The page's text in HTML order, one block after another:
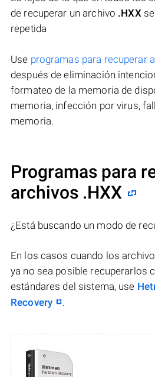
de recuperar un archivo .HXX
repetida
Use programas para recuperar
después de eliminación
formateo de la memoria de
memoria, infección por virus,
memoria.
Programas para
archivos .HXX
¿Está buscando un modo de
En los casos cuando los
ya no sea posible recuperarlos
estándares del sistema, use
Recovery
.